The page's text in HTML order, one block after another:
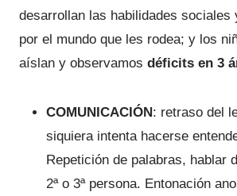
desarrollan las habilidades sociales
por el mundo que les rodea; y los
aíslan y observamos déficits en 3
COMUNICACIÓN: retraso del
siquiera intenta hacerse
Repetición de palabras, hablar
2ª o 3ª persona. Entonación